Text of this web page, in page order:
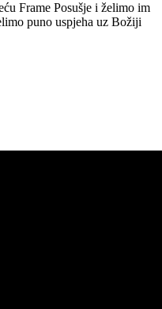
Frame Posušje i želimo im
puno uspjeha uz Božiji